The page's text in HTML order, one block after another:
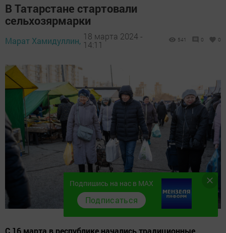
В Татарстане стартовали
сельхозярмарки
Марат Хамидуллин, 18 марта 2024 -
14:11
541 0 0
С 16 марта в республике начались традиционные
Подпишись на нас в MAX
Подписаться